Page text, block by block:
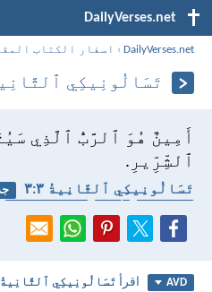
DailyVerses.net
DailyVerses.net
› اسفار الكتاب
تَسَالُونِيكِي ٱلثَّانِيةُ
أَمِينٌ هُوَ ٱلرَّبُّ ٱلَّذِي
ٱلشِّرِّيرِ.
تَسَالُونِيكِي ٱلثَّانِيةُ ٣:‏٣
AVD اقرأ تَسَالُونِيكِي ٱلثَّانِيةُ